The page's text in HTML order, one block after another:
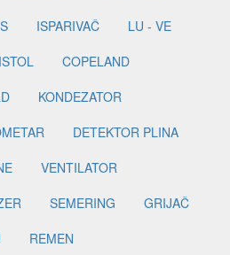
ISPARIVAČ
LU - VE
COPELAND
KONDEZATOR
DETEKTOR PLINA
VENTILATOR
SEMERING
GRIJAČ
REMEN